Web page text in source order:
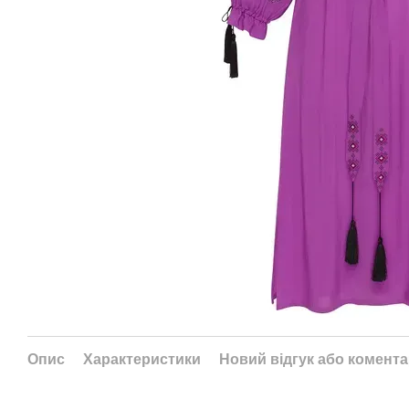
Опис Характеристики Новий відгук або